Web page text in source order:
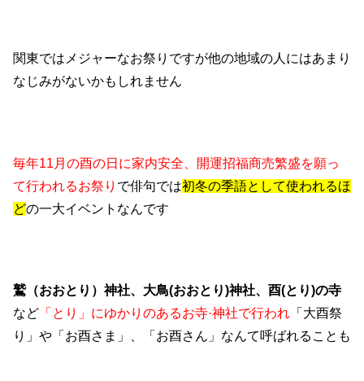
関東ではメジャーなお祭りですが他の地域の人にはあまり
なじみがないかもしれません
毎年11 月の酉の日に家内安全、開運招福商売繁盛を願っ
て行われるお祭り で俳句では初冬の季語として使われるほ
どの一大イベントなんです
鷲（おおとり）神社、大鳥(おおとり)神社、酉(とり)の寺
など 「とり」にゆかりのあるお寺·神社で行われ 「大酉祭
り」や「お酉さま」、「お酉さん」なんて呼ばれることも